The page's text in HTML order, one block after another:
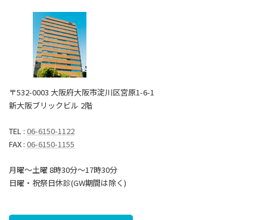
〒532-0003 大阪府大阪市淀川区宮原1-6-1
新大阪ブリックビル 2階
TEL : 06-6150-1122
FAX : 06-6150-1155
月曜～土曜 8時30分〜17時30分
日曜・祝祭日休診(GW期間は除く)